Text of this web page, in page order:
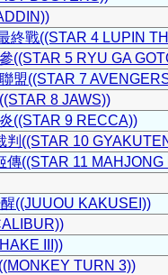
終戰((STAR 4 LUPIN
((STAR 5 RYU GA
盟((STAR 7
8 JAWS))
((STAR 9 RECCA))
判((STAR 10
傳((STAR 11 MAHJONG
((JUUOU KAKUSEI))
III))
TURN 3))